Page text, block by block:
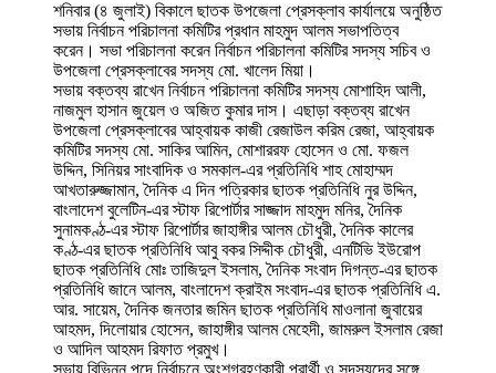
শনিবার (৪ জুলাই) বিকালে ছাতক উপজেলা প্রেসক্লাব কার্যালয়ে অনুষ্ঠিত
সভায় নির্বাচন পরিচালনা কমিটির প্রধান মাহমুদ আলম সভাপতিত্ব
করেন। সভা পরিচালনা করেন নির্বাচন পরিচালনা কমিটির সদস্য সচিব ও
উপজেলা প্রেসক্লাবের সদস্য মো. খালেদ মিয়া।
সভায় বক্তব্য রাখেন নির্বাচন পরিচালনা কমিটির সদস্য মোশাহিদ আলী,
নাজমুল হাসান জুয়েল ও অজিত কুমার দাস। এছাড়া বক্তব্য রাখেন
উপজেলা প্রেসক্লাবের আহ্বায়ক কাজী রেজাউল করিম রেজা, আহ্বায়ক
কমিটির সদস্য মো. সাকির আমিন, মোশাররফ হোসেন ও মো. ফজল
উদ্দিন, সিনিয়র সাংবাদিক ও সমকাল-এর প্রতিনিধি শাহ মোহাম্মদ
আখতারুজ্জামান, দৈনিক এ দিন পত্রিকার ছাতক প্রতিনিধি নুর উদ্দিন,
বাংলাদেশ বুলেটিন-এর স্টাফ রিপোর্টার সাজ্জাদ মাহমুদ মনির, দৈনিক
সুনামকণ্ঠ-এর স্টাফ রিপোর্টার জাহাঙ্গীর আলম চৌধুরী, দৈনিক কালের
কণ্ঠ-এর ছাতক প্রতিনিধি আবু বকর সিদ্দীক চৌধুরী, এনটিভি ইউরোপ
ছাতক প্রতিনিধি মোঃ তাজিদুল ইসলাম, দৈনিক সংবাদ দিগন্ত-এর ছাতক
প্রতিনিধি জানে আলম, বাংলাদেশ ক্রাইম সংবাদ-এর ছাতক প্রতিনিধি এ.
আর. সায়েম, দৈনিক জনতার জমিন ছাতক প্রতিনিধি মাওলানা জুবায়ের
আহমদ, দিলোয়ার হোসেন, জাহাঙ্গীর আলম মেহেদী, জামরুল ইসলাম রেজা
ও আদিল আহমদ রিফাত প্রমুখ।